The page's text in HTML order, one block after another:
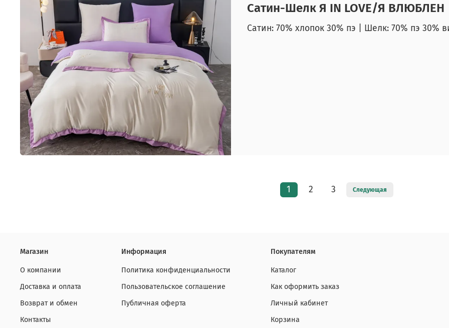
Сатин-Шелк Я IN LOVE/Я ВЛЮБЛЕН
Сатин: 70% хлопок 30% пэ | Шелк: 70% пэ 30%
1 2 3 Следующая
Магазин
О компании
Доставка и оплата
Возврат и обмен
Контакты
Информация
Политика конфиденциальности
Пользовательское соглашение
Публичная оферта
Покупателям
Каталог
Как оформить заказ
Личный кабинет
Корзина